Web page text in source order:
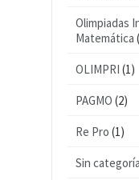
Olimpiadas
Matemática
OLIMPRI (1)
PAGMO (2)
Re Pro (1)
Sin categoría